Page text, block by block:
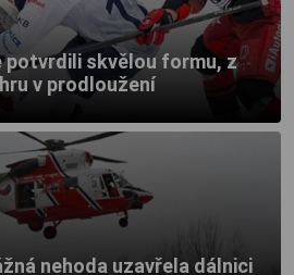
skvělou formu, z
v prodloužení
nehoda uzavřela dálnici